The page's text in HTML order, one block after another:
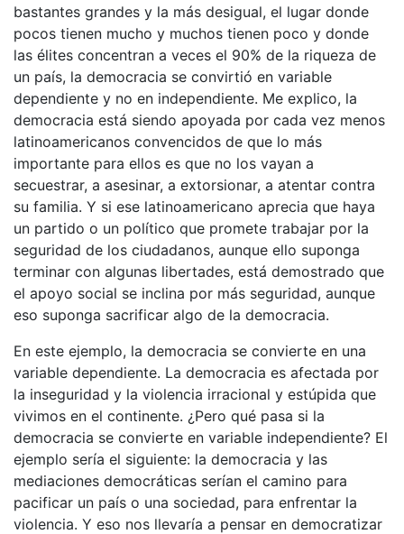
bastantes grandes y la más desigual, el lugar donde
pocos tienen mucho y muchos tienen poco y donde
las élites concentran a veces el 90% de la riqueza de
un país, la democracia se convirtió en variable
dependiente y no en independiente. Me explico, la
democracia está siendo apoyada por cada vez menos
latinoamericanos convencidos de que lo más
importante para ellos es que no los vayan a
secuestrar, a asesinar, a extorsionar, a atentar contra
su familia. Y si ese latinoamericano aprecia que haya
un partido o un político que promete trabajar por la
seguridad de los ciudadanos, aunque ello suponga
terminar con algunas libertades, está demostrado que
el apoyo social se inclina por más seguridad, aunque
eso suponga sacrificar algo de la democracia.
En este ejemplo, la democracia se convierte en una
variable dependiente. La democracia es afectada por
la inseguridad y la violencia irracional y estúpida que
vivimos en el continente. ¿Pero qué pasa si la
democracia se convierte en variable independiente? El
ejemplo sería el siguiente: la democracia y las
mediaciones democráticas serían el camino para
pacificar un país o una sociedad, para enfrentar la
violencia. Y eso nos llevaría a pensar en democratizar